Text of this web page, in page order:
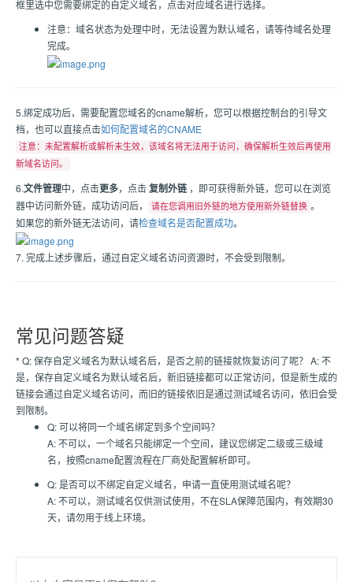
框里选中您需要绑定的自定义域名，点击对应域名进行选择。
注意：域名状态为处理中时，无法设置为默认域名，请等待域名处理
完成。
5.绑定成功后，需要配置您域名的cname解析，您可以根据控制台的引导文
档，也可以直接点击如何配置域名的CNAME
注意：未配置解析或解析未生效，该域名将无法用于访问，确保解析生效后再使用
新域名访问。
6.文件管理中，点击更多，点击复制外链 ，即可获得新外链，您可以在浏览
器中访问新外链，成功访问后，
请在您调用旧外链的地方使用新外链替换 。
如果您的新外链无法访问，请检查域名是否配置成功。
7. 完成上述步骤后，通过自定义域名访问资源时，不会受到限制。
常见问题答疑
* Q: 保存自定义域名为默认域名后，是否之前的链接就恢复访问了呢？ A: 不
是，保存自定义域名为默认域名后，新旧链接都可以正常访问，但是新生成的
链接会通过自定义域名访问，而旧的链接依旧是通过测试域名访问，依旧会受
到限制。
Q: 可以将同一个域名绑定到多个空间吗？
A: 不可以，一个域名只能绑定一个空间，建议您绑定二级或三级域
名，按照cname配置流程在厂商处配置解析即可。
Q: 是否可以不绑定自定义域名，申请一直使用测试域名呢？
A: 不可以，测试域名仅供测试使用，不在SLA保障范围内，有效期30
天，请勿用于线上环境。